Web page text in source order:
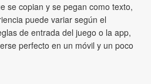
se copian y se pegan como texto,
puede variar según el
de entrada del juego o la app,
perfecto en un móvil y un poco